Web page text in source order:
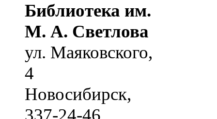
Библиотека им.
М. А. Светлова
ул. Маяковского,
4
Новосибирск,
337-24-46